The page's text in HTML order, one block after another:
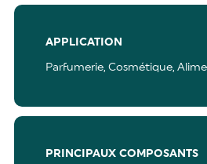
APPLICATION
Parfumerie, Cosmétique,
PRINCIPAUX COMPOSANTS